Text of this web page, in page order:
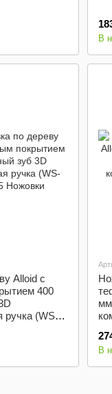
В
Alloid с
400
ручка (WS-
В